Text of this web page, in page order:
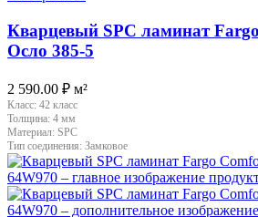
Кварцевый SPC ламинат
Осло 385-5
2 590.00 ₽ м²
Класс: 42 класс
Толщина: 4 мм
Материал: SPC
Тип соединения: Замковое